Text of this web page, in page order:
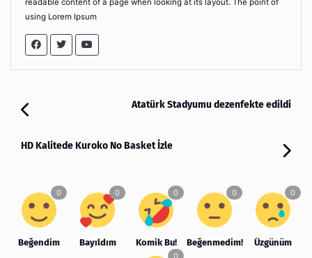
using Lorem Ipsum
Atatürk Stadyumu dezenfekte edildi
HD Kalitede Kuroko No Basket İzle
Beğendim Bayıldım Komik Bu! Beğenmedim! Üzgünüm